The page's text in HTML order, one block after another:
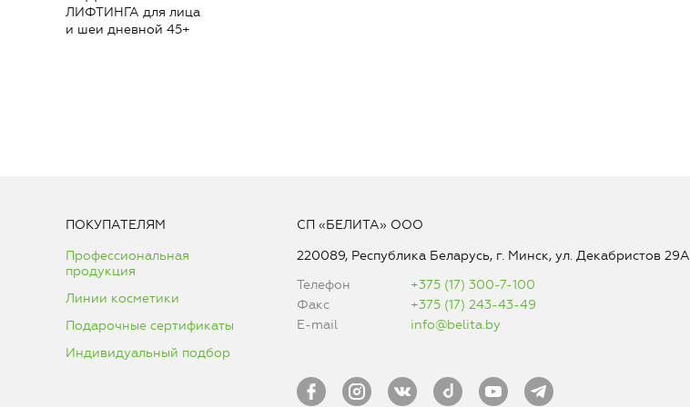
ЛИФТИНГА для лица
и шеи дневной 45+
ПОКУПАТЕЛЯМ
Профессиональная
продукция
Линии косметики
Подарочные сертификаты
Индивидуальный подбор
СП «БЕЛИТА» ООО
220089, Республика Беларусь, г. Минск, ул. Декабристов 29А
Телефон
+375 (17) 300-7-100
Факс
+375 (17) 243-43-49
E-mail
info@belita.by